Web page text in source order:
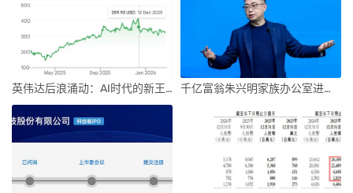
英伟达后浪涌动：AI时代的新王者与隐忧 千亿富翁朱兴明家族办公室进军VC圈